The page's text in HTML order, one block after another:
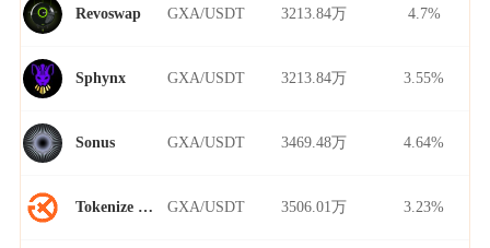
Revoswap GXA/USDT 3213.84万 4.7%
Sphynx GXA/USDT 3213.84万 3.55%
Sonus GXA/USDT 3469.48万 4.64%
Tokenize Xchange GXA/USDT 3506.01万 3.23%